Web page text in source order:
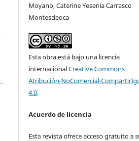
Moyano, Caterine Yesenia Carrasco
Montesdeoca
Esta obra está bajo una licencia
internacionalCreative Commons
Atribución-NoComercial-
4.0.
Acuerdo de licencia
Esta revista ofrece acceso gratuito a